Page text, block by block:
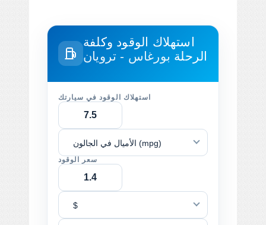
استهلاك الوقود وكلفة
الرحلة بورغاس - ترويان
استهلاك الوقود في سيارتك
الأميال في الجالون (mpg)
سعر الوقود
$